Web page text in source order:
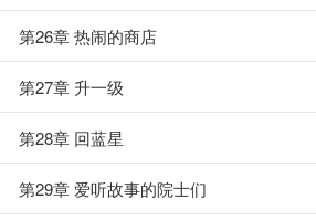
第26章 热闹的商店
第27章 升一级
第28章 回蓝星
第29章 爱听故事的院士们